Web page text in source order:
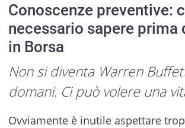
Conoscenze preventive:
necessario sapere prima
in Borsa
Non si diventa Warren
domani. Ci può volere una
Ovviamente è inutile aspettare